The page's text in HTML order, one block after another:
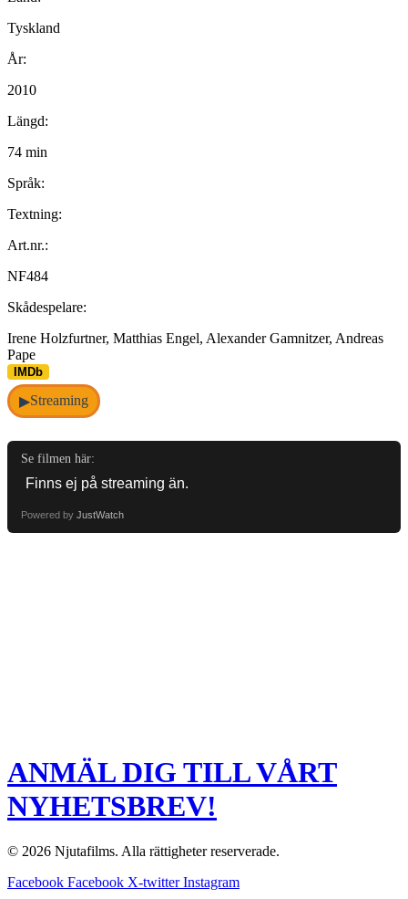
Tyskland
År:
2010
Längd:
74 min
Språk:
Textning:
Art.nr.:
NF484
Skådespelare:
Irene Holzfurtner, Matthias Engel, Alexander Gamnitzer, Andreas
Pape
IMDb
▶Streaming
Se filmen här:
Powered by JustWatch
ANMÄL DIG TILL VÅRT
NYHETSBREV!
© 2026 Njutafilms. Alla rättigheter reserverade.
Facebook Facebook X-twitter Instagram